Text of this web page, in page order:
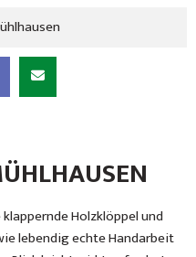
Holzklöppel und
lebendig echte Handarbeit